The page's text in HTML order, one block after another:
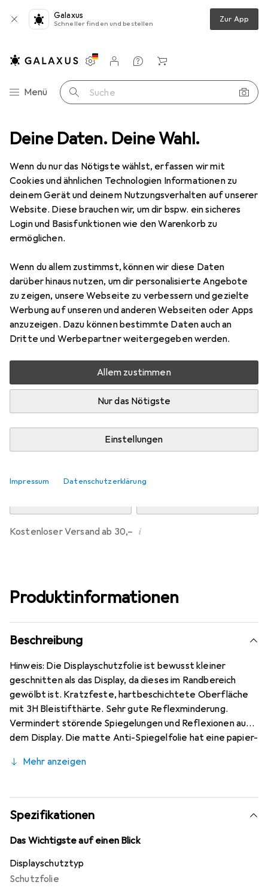
Deine Daten. Deine Wahl.
Wenn du nur das Nötigste wählst, erfassen wir mit
Cookies und ähnlichen Technologien Informationen zu
deinem Gerät und deinem Nutzungsverhalten auf unserer
Website. Diese brauchen wir, um dir bspw. ein sicheres
Login und Basisfunktionen wie den Warenkorb zu
ermöglichen.
Wenn du allem zustimmst, können wir diese Daten
darüber hinaus nutzen, um dir personalisierte Angebote
zu zeigen, unsere Webseite zu verbessern und gezielte
Werbung auf unseren und anderen Webseiten oder Apps
anzuzeigen. Dazu können bestimmte Daten auch an
Dritte und Werbepartner weitergegeben werden.
Allem zustimmen
Nur das Nötigste
Einstellungen
Impressum Datenschutzerklärung
Galaxus
Schneller finden und bestellen Zur App
Navigation nach Kategorien
Menü Suche
Einstellungen
Kundenkonto
Vergleichslisten
Merklisten
Warenkorb
Smartphone Schutzfolie Dipos Displayschutzfolie Antireflex
6 Bilder
DiposDisplayschutzfolie Antireflex
Preis in EUR inkl. MwSt.
EUR
3,89
Bewertungen Marke
Mehr von Dipos
Mi, 12.8. geliefert
Mehr als 10 Stück an Lager beim Drittanbieter
Lieferort angeben für genaue Lieferzeit
Kostenloser Versand ab 30,– i
Produktinformationen
Beschreibung
Hinweis: Die Displayschutzfolie ist bewusst kleiner
geschnitten als das Display, da dieses im Randbereich
gewölbt ist. Kratzfeste, hartbeschichtete Oberfläche
mit 3H Bleistifthärte. Sehr gute Reflexminderung.
Vermindert störende Spiegelungen und Reflexionen auf
dem Display. Die matte Anti-Spiegelfolie hat eine papier-
Glas, da dieses gewölbt ist (siehe Fotos), blasenfrei und
Kinderleichte Anbringung - 100% blasenfreie Montage bei
gereinigtem Display! Die spezielle Silikon Haftschicht
verdrängt die Luft beim Aufbringen und schmiegt sich
damit von selbst an das Display an. Keine
Displayschutzfolie bietet ein angenehmes Bediengefühl
und ist für das Vivo V20 Pro optimiert.
Mehr anzeigen
Spezifikationen
Das Wichtigste auf einen Blick
Displayschutztyp
Schutzfolie